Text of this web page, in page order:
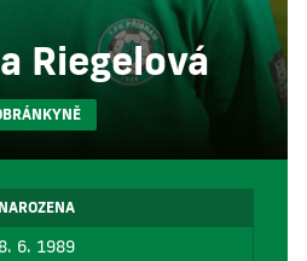
Riegelová
NAROZENA
8. 6. 1989